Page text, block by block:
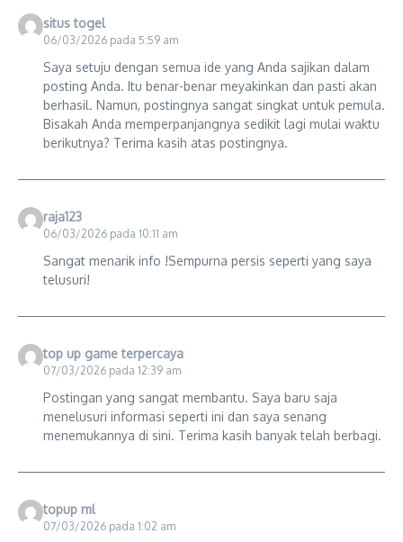
situs togel
06/03/2026 pada 5:59 am
Saya setuju dengan semua ide yang Anda sajikan dalam
posting Anda. Itu benar-benar meyakinkan dan pasti akan
berhasil. Namun, postingnya sangat singkat untuk pemula.
Bisakah Anda memperpanjangnya sedikit lagi mulai waktu
berikutnya? Terima kasih atas postingnya.
raja123
06/03/2026 pada 10:11 am
Sangat menarik info !Sempurna persis seperti yang saya
telusuri!
top up game terpercaya
07/03/2026 pada 12:39 am
Postingan yang sangat membantu. Saya baru saja
menelusuri informasi seperti ini dan saya senang
menemukannya di sini. Terima kasih banyak telah berbagi.
topup ml
07/03/2026 pada 1:02 am